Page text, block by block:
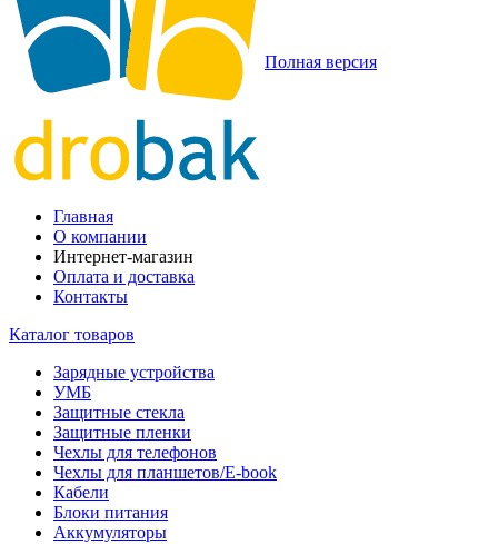
Полная версия
Главная
О компании
Интернет-магазин
Оплата и доставка
Контакты
Каталог товаров
Зарядные устройства
УМБ
Защитные стекла
Защитные пленки
Чехлы для телефонов
Чехлы для планшетов/E-book
Кабели
Блоки питания
Аккумуляторы